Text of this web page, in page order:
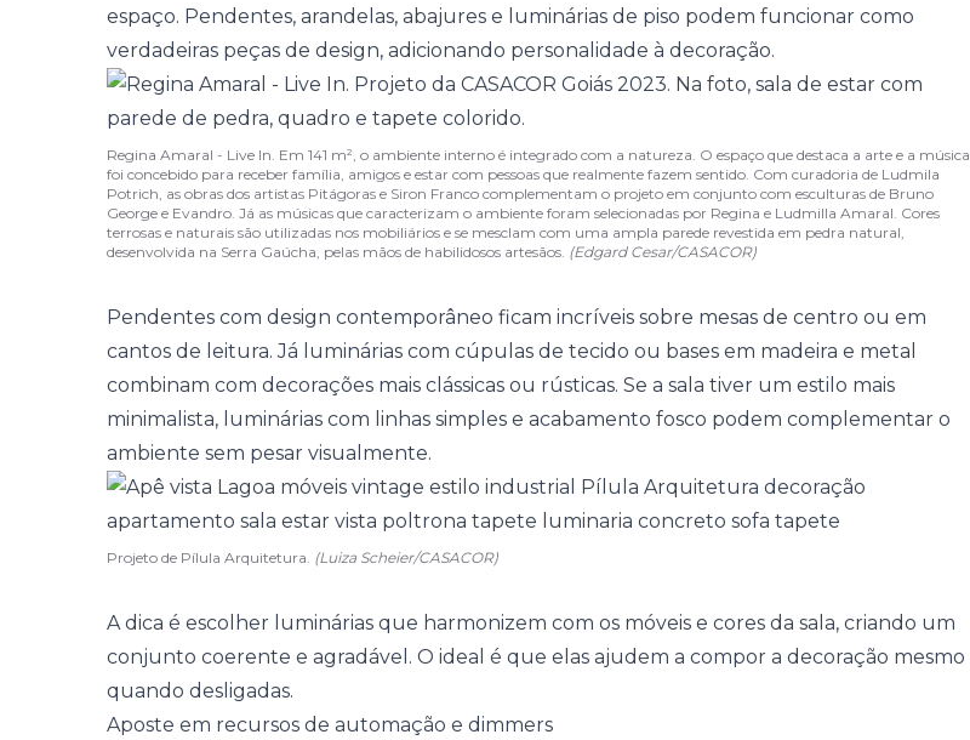
espaço. Pendentes, arandelas, abajures e luminárias de piso podem funcionar como
verdadeiras peças de design, adicionando personalidade à decoração.
Regina Amaral - Live In. Em 141 m², o ambiente interno é integrado com a natureza. O espaço que destaca a arte e a música
foi concebido para receber família, amigos e estar com pessoas que realmente fazem sentido. Com curadoria de Ludmila
Potrich, as obras dos artistas Pitágoras e Siron Franco complementam o projeto em conjunto com esculturas de Bruno
George e Evandro. Já as músicas que caracterizam o ambiente foram selecionadas por Regina e Ludmilla Amaral. Cores
terrosas e naturais são utilizadas nos mobiliários e se mesclam com uma ampla parede revestida em pedra natural,
desenvolvida na Serra Gaúcha, pelas mãos de habilidosos artesãos. (Edgard Cesar/CASACOR)
Pendentes com design contemporâneo ficam incríveis sobre mesas de centro ou em
cantos de leitura. Já luminárias com cúpulas de tecido ou bases em madeira e metal
combinam com decorações mais clássicas ou rústicas. Se a sala tiver um estilo mais
minimalista, luminárias com linhas simples e acabamento fosco podem complementar o
ambiente sem pesar visualmente.
Projeto de Pílula Arquitetura. (Luiza Scheier/CASACOR)
A dica é escolher luminárias que harmonizem com os móveis e cores da sala, criando um
conjunto coerente e agradável. O ideal é que elas ajudem a compor a decoração mesmo
quando desligadas.
Aposte em recursos de automação e dimmers